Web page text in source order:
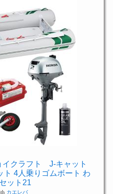
クラフト J-キャット
4人乗りゴムボート わ
ット21
カエレバ